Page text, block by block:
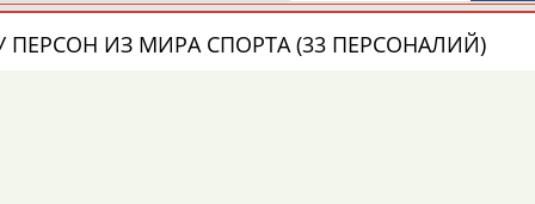
Юлия
Дмитрий
Тамилла
ПЕРСОН ИЗ МИРА СПОРТА (33 ПЕРСОНАЛИЙ)
Татьяна
Евгений